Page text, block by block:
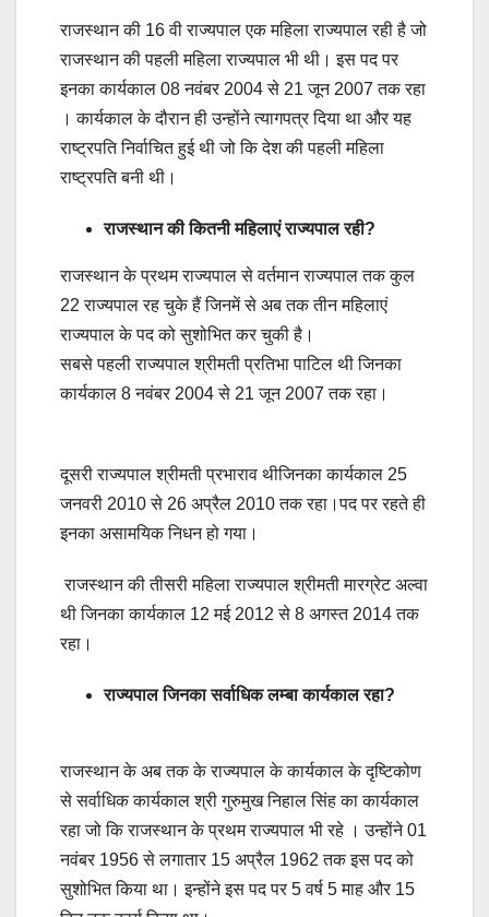
राजस्थान की 16 वी राज्यपाल एक महिला राज्यपाल रही है जो
राजस्थान की पहली महिला राज्यपाल भी थी। इस पद पर
इनका कार्यकाल 08 नवंबर 2004 से 21 जून 2007 तक रहा
। कार्यकाल के दौरान ही उन्होंने त्यागपत्र दिया था और यह
राष्ट्रपति निर्वाचित हुई थी जो कि देश की पहली महिला
राष्ट्रपति बनी थी।
राजस्थान की कितनी महिलाएं राज्यपाल रही?
राजस्थान के प्रथम राज्यपाल से वर्तमान राज्यपाल तक कुल
22 राज्यपाल रह चुके हैं जिनमें से अब तक तीन महिलाएं
राज्यपाल के पद को सुशोभित कर चुकी है।
सबसे पहली राज्यपाल श्रीमती प्रतिभा पाटिल थी जिनका
कार्यकाल 8 नवंबर 2004 से 21 जून 2007 तक रहा।
दूसरी राज्यपाल श्रीमती प्रभाराव थीजिनका कार्यकाल 25
जनवरी 2010 से 26 अप्रैल 2010 तक रहा।पद पर रहते ही
इनका असामयिक निधन हो गया।
राजस्थान की तीसरी महिला राज्यपाल श्रीमती मारग्रेट अल्वा
थी जिनका कार्यकाल 12 मई 2012 से 8 अगस्त 2014 तक
रहा।
राज्यपाल जिनका सर्वाधिक लम्बा कार्यकाल रहा?
राजस्थान के अब तक के राज्यपाल के कार्यकाल के दृष्टिकोण
से सर्वाधिक कार्यकाल श्री गुरुमुख निहाल सिंह का कार्यकाल
रहा जो कि राजस्थान के प्रथम राज्यपाल भी रहे । उन्होंने 01
नवंबर 1956 से लगातार 15 अप्रैल 1962 तक इस पद को
सुशोभित किया था। इन्होंने इस पद पर 5 वर्ष 5 माह और 15